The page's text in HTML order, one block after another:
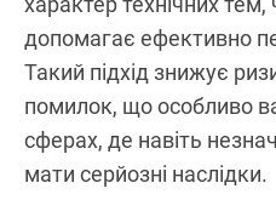
допомагає ефективно
Такий підхід знижує
помилок, що особливо
сферах, де навіть
мати серйозні наслідки.